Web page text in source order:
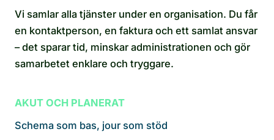
Vi samlar alla tjänster under en organisation. Du får
en kontaktperson, en faktura och ett samlat ansvar
– det sparar tid, minskar administrationen och gör
samarbetet enklare och tryggare.
AKUT OCH PLANERAT
Schema som bas, jour som stöd